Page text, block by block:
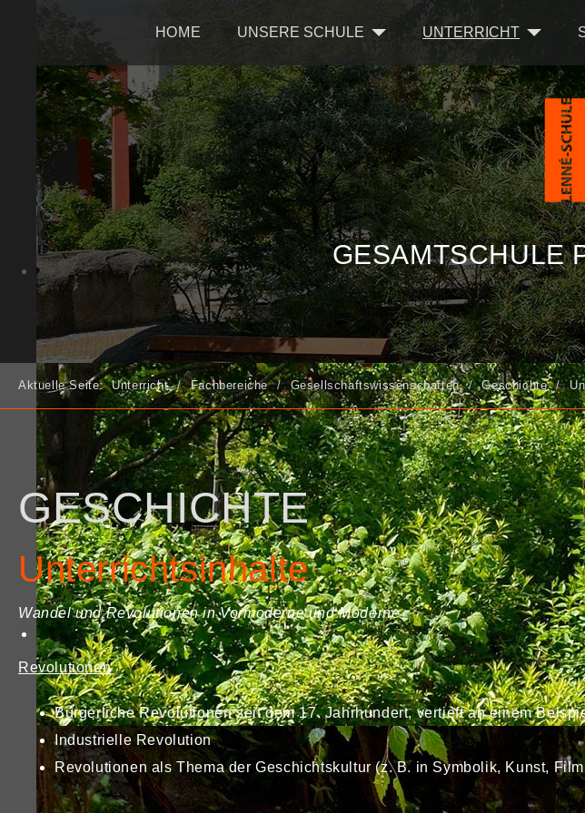
HOME UNSERE SCHULE UNTERRICHT
GESAMTSCHULE
Aktuelle Seite:Unterricht Fachbereiche Gesellschaftswissenschaften Geschichte
GESCHICHTE
Unterrichtsinhalte
Wandel und Revolutionen in Vormoderne und Moderne
Revolutionen
Bürgerliche Revolutionen seit dem 17. Jahrhundert, vertieft an einem
Industrielle Revolution
Revolutionen als Thema der Geschichtskultur (z. B. in Symbolik, Kunst,